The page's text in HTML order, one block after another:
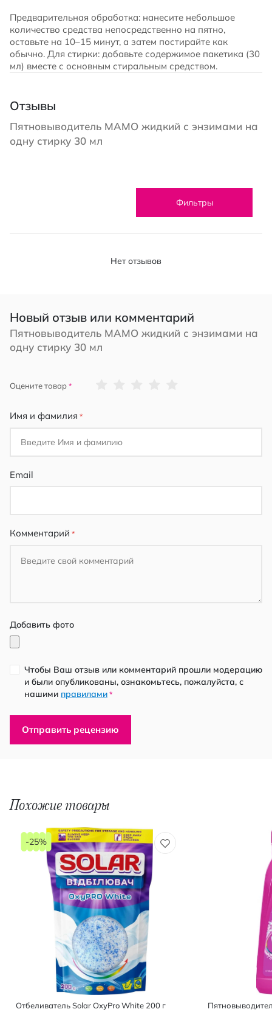
Предварительная обработка: нанесите небольшое
количество средства непосредственно на пятно,
оставьте на 10–15 минут, а затем постирайте как
обычно. Для стирки: добавьте содержимое пакетика (30
мл) вместе с основным стиральным средством.
Отзывы
Пятновыводитель МАМО жидкий с энзимами на
одну стирку 30 мл
Фильтры
Нет отзывов
Новый отзыв или комментарий
Пятновыводитель МАМО жидкий с энзимами на
одну стирку 30 мл
Оцените товар
Имя и фамилия
Email
Комментарий
Добавить фото
Чтобы Ваш отзыв или комментарий прошли модерацию
и были опубликованы, ознакомьтесь, пожалуйста, с
нашими правилами *
Отправить рецензию
Похожие товары
Отбеливатель Solar OxyPro White 200 г
-25%